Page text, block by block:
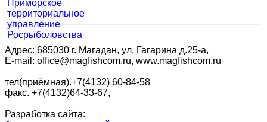
Адрес: 685030 г. Магадан, ул. Гагарина д.25-а,
E-mail: office@magfishcom.ru, www.magfishcom.ru
тел(приёмная).+7(4132) 60-84-58
факс. +7(4132)64-33-67,
Разработка сайта: